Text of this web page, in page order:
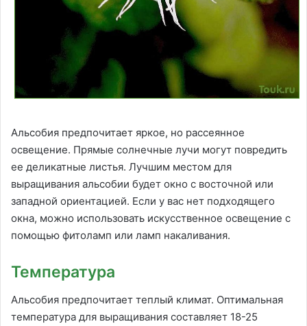
Альсобия предпочитает яркое, но рассеянное
освещение. Прямые солнечные лучи могут повредить
ее деликатные листья. Лучшим местом для
выращивания альсобии будет окно с восточной или
западной ориентацией. Если у вас нет подходящего
окна, можно использовать искусственное освещение с
помощью фитоламп или ламп накаливания.
Температура
Альсобия предпочитает теплый климат. Оптимальная
температура для выращивания составляет 18-25